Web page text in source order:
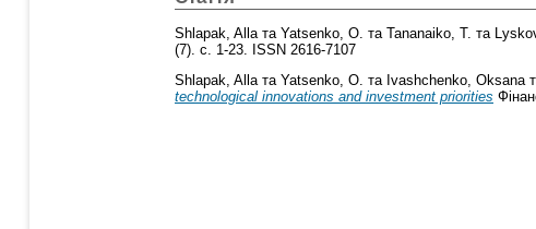
Shlapak, Alla та Yatsenko, O. та Tananaiko, T. та
(7). с. 1-23. ISSN 2616-7107
Shlapak, Alla та Yatsenko, O. та Ivashchenko, Oksana
technological innovations and investment priorities